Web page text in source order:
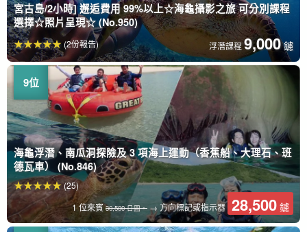
宮古島/2小時] 邂逅費用 99%以上☆海龜攝影之旅 可分別課程
選擇☆照片呈現☆ (No.950)
浮潛課程9,000 鑢
(2份報告)
海龜浮潛、南瓜洞探險及 3 項海上運動（香蕉船、大理石、班
德瓦車） (No.846)
1 位來賓30,500 日圓。 → 方向標記或指示器 28,500 鑢
(25)